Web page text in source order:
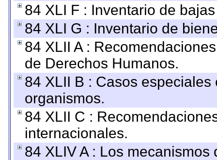
84 XLI F : Inventario de
84 XLI G : Inventario de
84 XLII A :
de Derechos Humanos.
84 XLII B : Casos
organismos.
84 XLII C :
internacionales.
84 XLIV A : Los